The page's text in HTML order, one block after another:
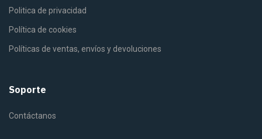
Politica de privacidad
Política de cookies
Políticas de ventas, envíos y devoluciones
Soporte
Contáctanos